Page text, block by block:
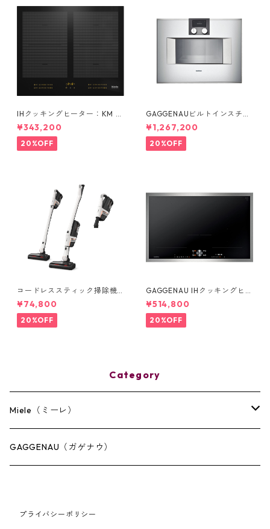
IHクッキングヒーター：KM 75
64 FL (4口)
¥343,200
20%OFF
GAGGENAUビルトインスチー
ムオーブン：BS 450 411 (右吊
元)
¥1,267,200
20%OFF
コードレススティック掃除機 T
riflex HX2
¥74,800
20%OFF
GAGGENAU IHクッキングヒー
ター4つ口：CI 282 112
¥514,800
20%OFF
Category
Miele（ミーレ）
キッチン
その他
GAGGENAU（ガゲナウ）
プライバシーポリシー